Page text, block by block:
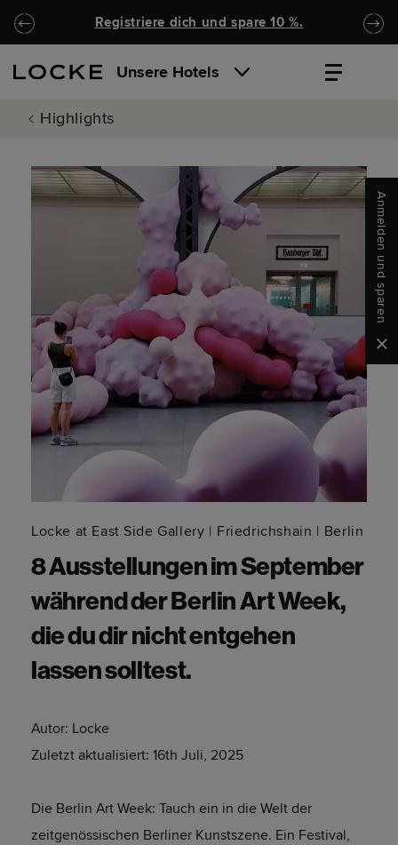
Zu Hauptinhalt springen
Locke.Header.SkipToNav
Registriere dich und spare 10 %.
Unsere Hotels
Highlights
Locke at East Side Gallery Friedrichshain Berlin
8 Ausstellungen im September
während der Berlin Art Week,
die du dir nicht entgehen
lassen solltest.
Autor: Locke
Zuletzt aktualisiert: 16th Juli, 2025
Die Berlin Art Week: Tauch ein in die Welt der
zeitgenössischen Berliner Kunstszene. Ein Festival,
Anmelden und sparen